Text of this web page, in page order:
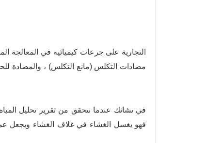
مضادات التكلس (مانع التكلس) ، والمضادة
في تشانك عندما نتحقق من تقرير تحليل